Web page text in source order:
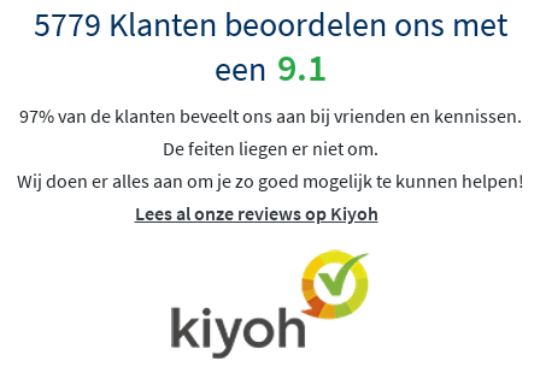
5779 Klanten beoordelen ons met
een 9.1
97% van de klanten beveelt ons aan bij vrienden en kennissen.
De feiten liegen er niet om.
Wij doen er alles aan om je zo goed mogelijk te kunnen helpen!
Lees al onze reviews op Kiyoh